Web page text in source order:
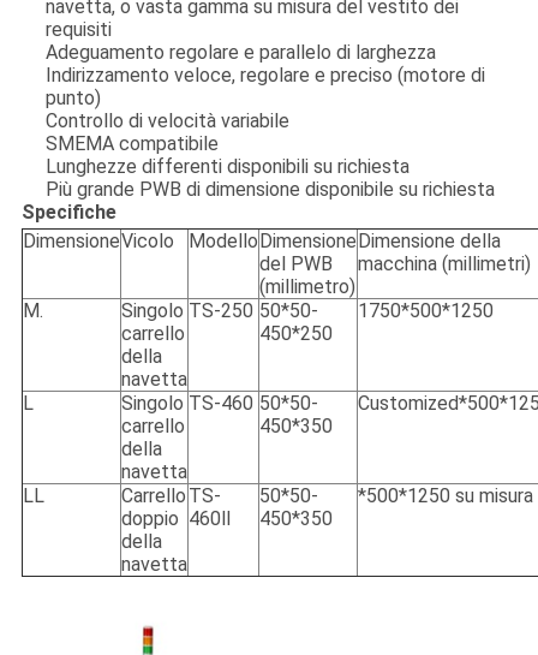
navetta, o vasta gamma su misura del vestito dei
requisiti
Adeguamento regolare e parallelo di larghezza
Indirizzamento veloce, regolare e preciso (motore di
punto)
Controllo di velocità variabile
SMEMA compatibile
Lunghezze differenti disponibili su richiesta
Più grande PWB di dimensione disponibile su richiesta
Specifiche
DimensioneVicolo Modello Dimensione
del PWB
(millimetro)
Dimensione della
macchina (millimetri)
M.
Singolo
carrello
della
navetta
TS-250 50*50-
450*250
1750*500*1250
L
Singolo
carrello
della
navetta
TS-460 50*50-
450*350
LL
Carrello
doppio
della
navetta
TS-
460Ⅱ
50*50-
450*350
*500*1250 su misura